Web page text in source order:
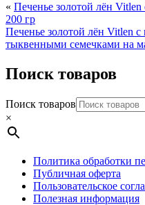
« Печенье золотой лён Vitlen
200 гр
Печенье золотой лён Vitlen
тыквенными семечками на
Поиск товаров
Поиск товаров
×
Политика обработки
Публичная оферта
Пользовательское
Полезная информация